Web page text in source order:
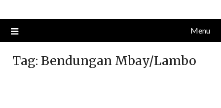
Menu
Tag: Bendungan Mbay/Lambo